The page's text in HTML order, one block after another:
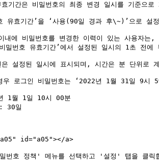
기간은 비밀번호의 최종 변경 일시를 기준으로
밀번호 유효기간’에서 설정된 일시의 1초 전에
id="a05"></a>
호 정책' 메뉴를 선택하고 '설정' 탭을 클릭